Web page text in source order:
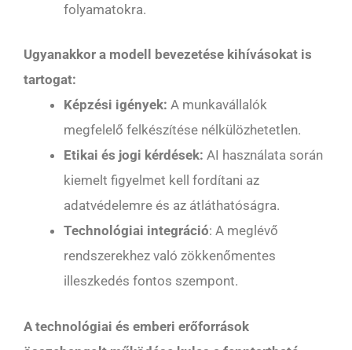
folyamatokra.
Ugyanakkor a modell bevezetése kihívásokat is
tartogat:
Képzési igények: A munkavállalók
megfelelő felkészítése nélkülözhetetlen.
Etikai és jogi kérdések: AI használata során
kiemelt figyelmet kell fordítani az
adatvédelemre és az átláthatóságra.
Technológiai integráció: A meglévő
rendszerekhez való zökkenőmentes
illeszkedés fontos szempont.
A technológiai és emberi erőforrások